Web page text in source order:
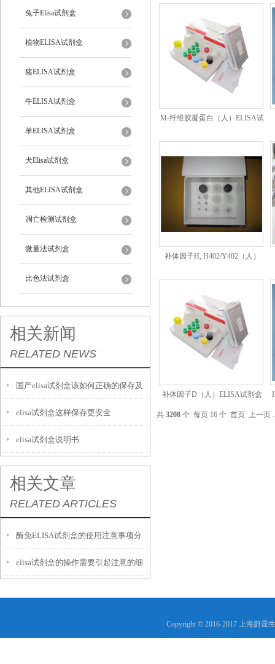
兔子Elisa试剂盒
植物ELISA试剂盒
猪ELISA试剂盒
牛ELISA试剂盒
羊ELISA试剂盒
犬Elisa试剂盒
其他ELISA试剂盒
凋亡检测试剂盒
微量法试剂盒
比色法试剂盒
相关新闻
RELATED NEWS
国产elisa试剂盒该如何正确的保存及
运输呢？
elisa试剂盒这样保存更安全
elisa试剂盒说明书
相关文章
RELATED ARTICLES
酶免ELISA试剂盒的使用注意事项分
析
elisa试剂盒的操作需要引起注意的细
M-纤维胶凝蛋白（人）ELISA试
补体因子H, H402/Y402（人）
补体因子D（人）ELISA试剂盒
共 3208 个 每页 16 个 首页 上一页
Copyright © 2016-2017 上海蔚霆